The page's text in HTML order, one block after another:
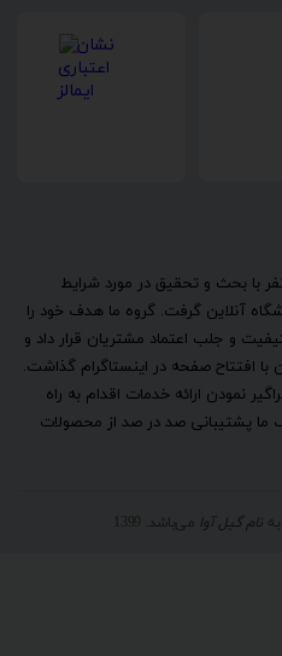
از سه نفر با بحث و تحقیق در مورد شرایط
آنلاین گرفت. گروه ما هدف خود را
و جلب اعتماد مشتریان قرار داد و
افتتاح صفحه در اینستاگرام گذاشت.
نمودن ارائه خدمات اقدام به راه
ما پشتیبانی صد در صد از محصولات
نام گیل آوا می‌باشد. 1399